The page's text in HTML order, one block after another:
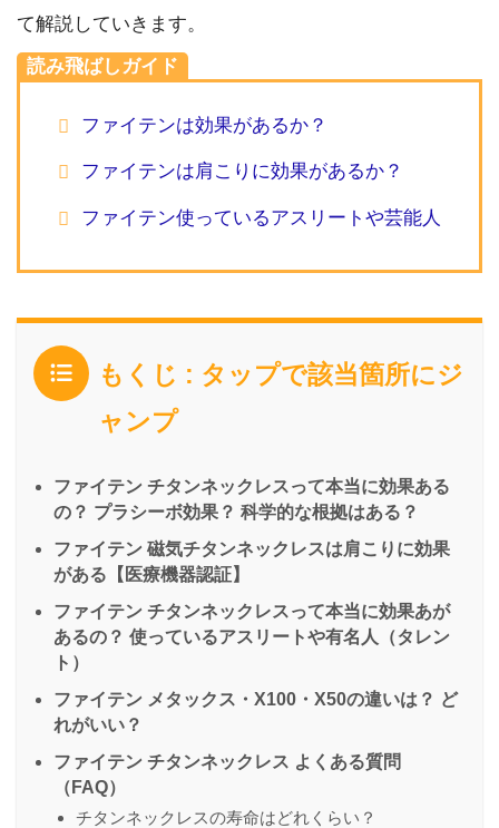
て解説していきます。
読み飛ばしガイド
ファイテンは効果があるか？
ファイテンは肩こりに効果があるか？
ファイテン使っているアスリートや芸能人
もくじ : タップで該当箇所にジ
ャンプ
ファイテン チタンネックレスって本当に効果ある
の？ プラシーボ効果？ 科学的な根拠はある？
ファイテン 磁気チタンネックレスは肩こりに効果
がある【医療機器認証】
ファイテン チタンネックレスって本当に効果あが
あるの？ 使っているアスリートや有名人（タレン
ト）
ファイテン メタックス・X100・X50の違いは？ ど
れがいい？
ファイテン チタンネックレス よくある質問
（FAQ）
チタンネックレスの寿命はどれくらい？